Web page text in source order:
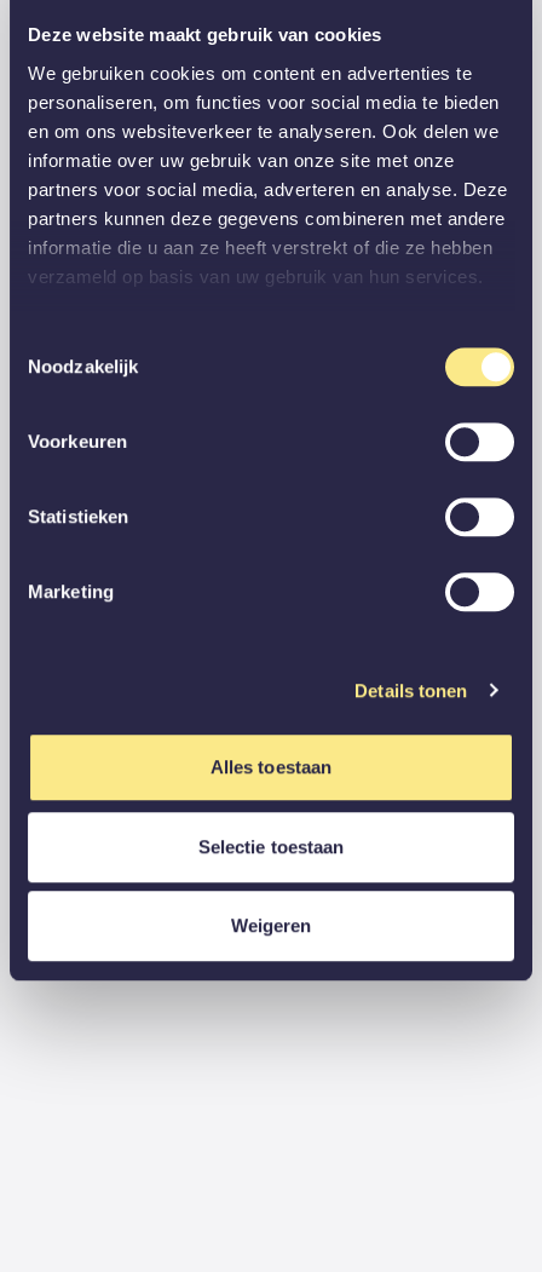
Deze website maakt gebruik van cookies
We gebruiken cookies om content en advertenties te
personaliseren, om functies voor social media te bieden
en om ons websiteverkeer te analyseren. Ook delen we
informatie over uw gebruik van onze site met onze
partners voor social media, adverteren en analyse. Deze
partners kunnen deze gegevens combineren met andere
informatie die u aan ze heeft verstrekt of die ze hebben
verzameld op basis van uw gebruik van hun services.
Noodzakelijk
Voorkeuren
Statistieken
Marketing
Details tonen
Alles toestaan
Selectie toestaan
Weigeren